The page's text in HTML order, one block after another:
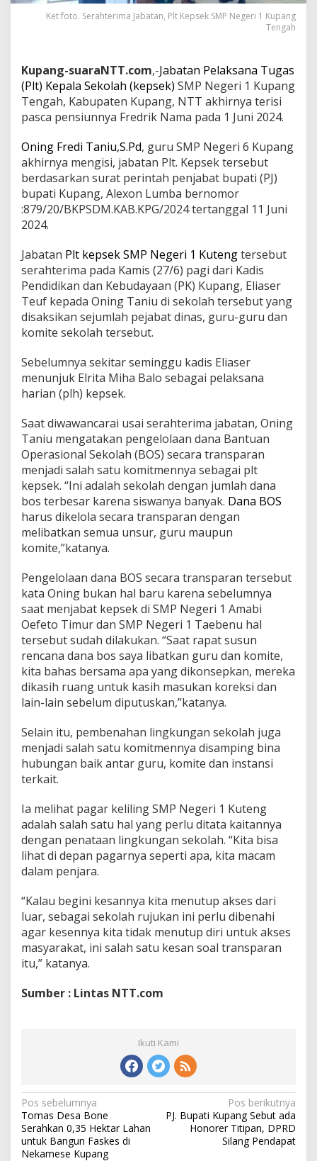
Ket foto. Serahterima Jabatan, Plt Kepsek SMP Negeri 1 Kupang
Tengah
Kupang-suaraNTT.com,-Jabatan Pelaksana Tugas
(Plt) Kepala Sekolah (kepsek) SMP Negeri 1 Kupang
Tengah, Kabupaten Kupang, NTT akhirnya terisi
pasca pensiunnya Fredrik Nama pada 1 Juni 2024.
Oning Fredi Taniu,S.Pd, guru SMP Negeri 6 Kupang
akhirnya mengisi, jabatan Plt. Kepsek tersebut
berdasarkan surat perintah penjabat bupati (PJ)
bupati Kupang, Alexon Lumba bernomor
:879/20/BKPSDM.KAB.KPG/2024 tertanggal 11 Juni
2024.
Jabatan Plt kepsek SMP Negeri 1 Kutengtersebut
serahterima pada Kamis (27/6) pagi dari Kadis
Pendidikan dan Kebudayaan (PK) Kupang, Eliaser
Teuf kepada Oning Taniu di sekolah tersebut yang
disaksikan sejumlah pejabat dinas, guru-guru dan
komite sekolah tersebut.
Sebelumnya sekitar seminggu kadis Eliaser
menunjuk Elrita Miha Balo sebagai pelaksana
harian (plh) kepsek.
Saat diwawancarai usai serahterima jabatan, Oning
Taniu mengatakan pengelolaan dana Bantuan
Operasional Sekolah (BOS) secara transparan
menjadi salah satu komitmennya sebagai plt
kepsek. “Ini adalah sekolah dengan jumlah dana
bos terbesar karena siswanya banyak. Dana BOS
harus dikelola secara transparan dengan
melibatkan semua unsur, guru maupun
komite,”katanya.
Pengelolaan dana BOS secara transparan tersebut
kata Oning bukan hal baru karena sebelumnya
saat menjabat kepsek di SMP Negeri 1 Amabi
Oefeto Timur dan SMP Negeri 1 Taebenu hal
tersebut sudah dilakukan. “Saat rapat susun
rencana dana bos saya libatkan guru dan komite,
kita bahas bersama apa yang dikonsepkan, mereka
dikasih ruang untuk kasih masukan koreksi dan
lain-lain sebelum diputuskan,”katanya.
Selain itu, pembenahan lingkungan sekolah juga
menjadi salah satu komitmennya disamping bina
hubungan baik antar guru, komite dan instansi
terkait.
Ia melihat pagar keliling SMP Negeri 1 Kuteng
adalah salah satu hal yang perlu ditata kaitannya
dengan penataan lingkungan sekolah. “Kita bisa
lihat di depan pagarnya seperti apa, kita macam
dalam penjara.
“Kalau begini kesannya kita menutup akses dari
luar, sebagai sekolah rujukan ini perlu dibenahi
agar kesennya kita tidak menutup diri untuk akses
masyarakat, ini salah satu kesan soal transparan
itu,” katanya.
Sumber : Lintas NTT.com
Ikuti Kami
N
a
v
i
Pos sebelumnya
Tomas Desa Bone
Serahkan 0,35 Hektar Lahan
untuk Bangun Faskes di
Nekamese Kupang
Pos berikutnya
PJ. Bupati Kupang Sebut ada
Honorer Titipan, DPRD
Silang Pendapat